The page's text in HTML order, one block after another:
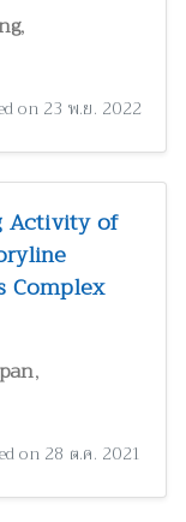
,
on 23 พ.ย. 2022
Activity of
Complex
,
on 28 ต.ค. 2021